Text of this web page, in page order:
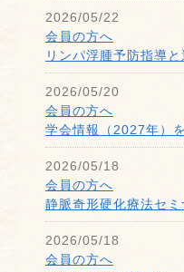
2026/05/22
会員の方へ
リンパ浮腫予防指導
2026/05/20
会員の方へ
学会情報（2027年）
2026/05/18
会員の方へ
静脈奇形硬化療法セ
2026/05/18
会員の方へ